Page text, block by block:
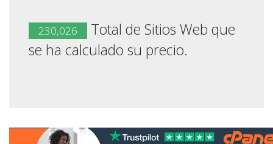
230,026
Total de Sitios Web que
se ha calculado su precio.